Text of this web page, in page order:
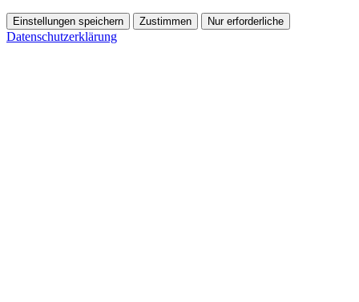
Einstellungen speichern Zustimmen Nur erforderliche
Datenschutzerklärung